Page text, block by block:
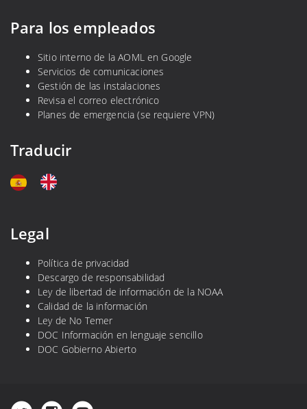
Para los empleados
Sitio interno de la AOML en Google
Servicios de comunicaciones
Gestión de las instalaciones
Revisa el correo electrónico
Planes de emergencia (se requiere VPN)
Traducir
Legal
Política de privacidad
Descargo de responsabilidad
Ley de libertad de información de la NOAA
Calidad de la información
Ley de No Temer
DOC Información en lenguaje sencillo
DOC Gobierno Abierto